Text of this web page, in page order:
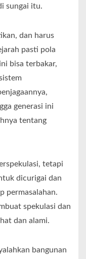
sungai itu.
dan harus
pasti pola
bisa terbakar,
generasi ini
tentang
tetapi
dicurigai dan
permasalahan.
spekulasi dan
dan alami.
bangunan